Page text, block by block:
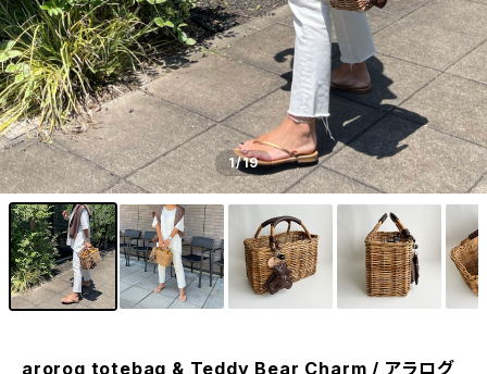
1/19
arorog totebag & Teddy Bear Charm / アラログ